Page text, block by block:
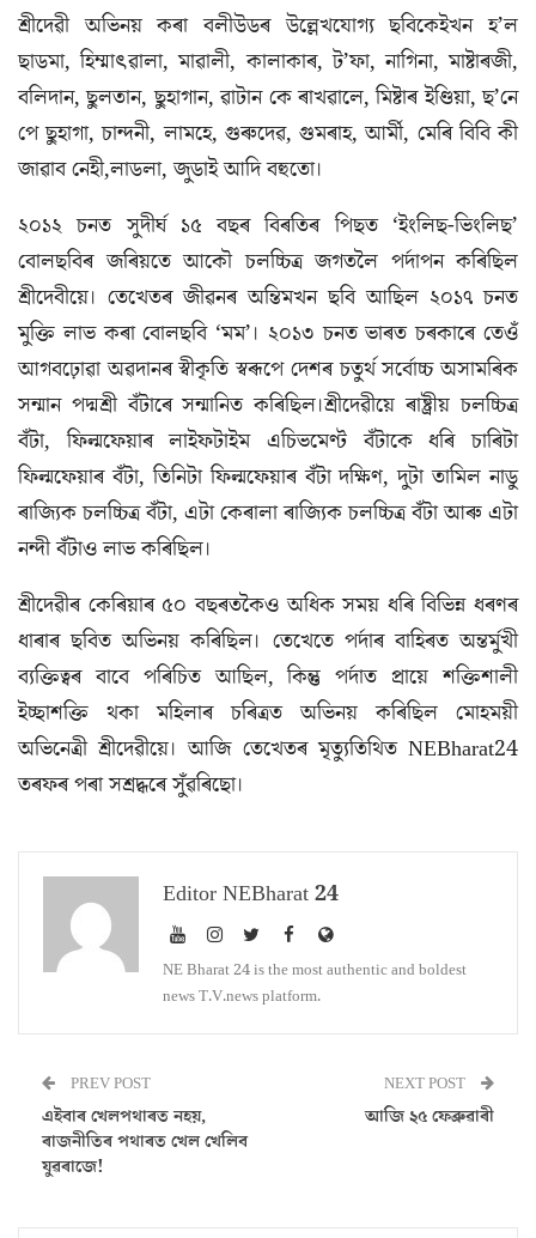
শ্ৰীদেৱী অভিনয় কৰা বলীউডৰ উল্লেখযোগ্য ছবিকেইখন হ’ল
ছাডমা, হিম্মাৎৱালা, মাৱালী, কালাকাৰ, ট’ফা, নাগিনা, মাষ্টাৰজী,
বলিদান, ছুলতান, ছুহাগান, ৱাটান কে ৰাখৱালে, মিষ্টাৰ ইণ্ডিয়া, ছ’নে
পে ছুহাগা, চান্দনী, লামহে, গুৰুদেৱ, গুমৰাহ, আৰ্মী, মেৰি বিবি কী
জাৱাব নেহী,লাডলা, জুডাই আদি বহুতো।
২০১২ চনত সুদীৰ্ঘ ১৫ বছৰ বিৰতিৰ পিছত ‘ইংলিছ-ভিংলিছ’
বোলছবিৰ জৰিয়তে আকৌ চলচ্চিত্ৰ জগতলৈ পৰ্দাপন কৰিছিল
শ্ৰীদেবীয়ে। তেখেতৰ জীৱনৰ অন্তিমখন ছবি আছিল ২০১৭ চনত
মুক্তি লাভ কৰা বোলছবি ‘মম’। ২০১৩ চনত ভাৰত চৰকাৰে তেওঁ
আগবঢ়োৱা অৱদানৰ স্বীকৃতি স্বৰূপে দেশৰ চতুৰ্থ সৰ্বোচ্চ অসামৰিক
সন্মান পদ্মশ্ৰী বঁটাৰে সন্মানিত কৰিছিল।শ্ৰীদেৱীয়ে ৰাষ্ট্ৰীয় চলচ্চিত্ৰ
বঁটা, ফিল্মফেয়াৰ লাইফটাইম এচিভমেণ্ট বঁটাকে ধৰি চাৰিটা
ফিল্মফেয়াৰ বঁটা, তিনিটা ফিল্মফেয়াৰ বঁটা দক্ষিণ, দুটা তামিল নাডু
ৰাজ্যিক চলচ্চিত্ৰ বঁটা, এটা কেৰালা ৰাজ্যিক চলচ্চিত্ৰ বঁটা আৰু এটা
নন্দী বঁটাও লাভ কৰিছিল।
শ্ৰীদেৱীৰ কেৰিয়াৰ ৫০ বছৰতকৈও অধিক সময় ধৰি বিভিন্ন ধৰণৰ
ধাৰাৰ ছবিত অভিনয় কৰিছিল। তেখেতে পৰ্দাৰ বাহিৰত অন্তৰ্মুখী
ব্যক্তিত্বৰ বাবে পৰিচিত আছিল, কিন্তু পৰ্দাত প্ৰায়ে শক্তিশালী
ইচ্ছাশক্তি থকা মহিলাৰ চৰিত্ৰত অভিনয় কৰিছিল মোহময়ী
অভিনেত্ৰী শ্ৰীদেৱীয়ে। আজি তেখেতৰ মৃত্যুতিথিত NEBharat24
তৰফৰ পৰা সশ্ৰদ্ধৰে সুঁৱৰিছো।
Editor NEBharat 24
NE Bharat 24 is the most authentic and boldest
news T.V.news platform.
PREV POST
এইবাৰ খেলপথাৰত নহয়,
ৰাজনীতিৰ পথাৰত খেল খেলিব
যুৱৰাজে!
NEXT POST
আজি ২৫ ফেব্ৰুৱাৰী